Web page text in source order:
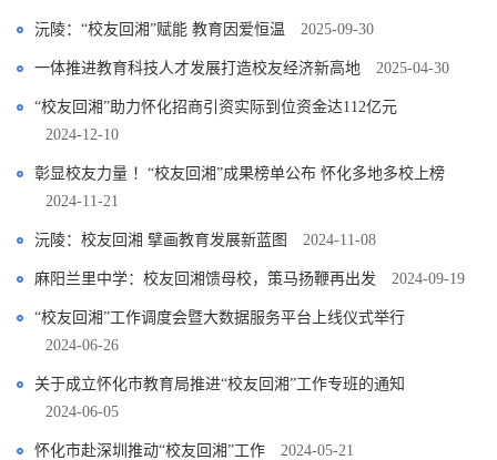
沅陵：“校友回湘”赋能 教育因爱恒温 2025-09-30
一体推进教育科技人才发展打造校友经济新高地 2025-04-30
“校友回湘”助力怀化招商引资实际到位资金达112亿元
2024-12-10
彰显校友力量 ！“校友回湘”成果榜单公布 怀化多地多校上榜
2024-11-21
沅陵：校友回湘 擘画教育发展新蓝图 2024-11-08
麻阳兰里中学：校友回湘馈母校，策马扬鞭再出发 2024-09-19
“校友回湘”工作调度会暨大数据服务平台上线仪式举行
2024-06-26
关于成立怀化市教育局推进“校友回湘”工作专班的通知
2024-06-05
怀化市赴深圳推动“校友回湘”工作 2024-05-21